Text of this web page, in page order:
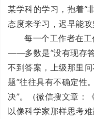
某学科的学习，抱着“
态度来学习，迟早能攻
每一个工作者在
——多数是“没有现存
不到答案，上级那里
题”往往具有不确定性
决”。（微信搜文章：
以像科学家那样思考